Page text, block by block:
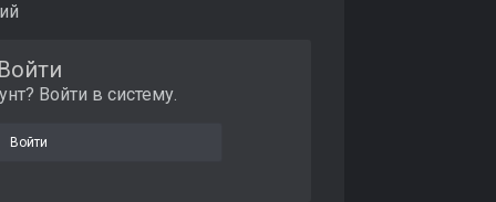
Войти в систему.
Войти